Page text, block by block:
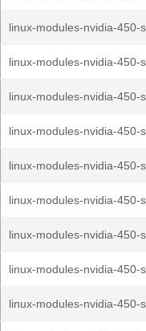
linux-modules-nvidia-450-
linux-modules-nvidia-450-
linux-modules-nvidia-450-
linux-modules-nvidia-450-
linux-modules-nvidia-450-
linux-modules-nvidia-450-
linux-modules-nvidia-450-
linux-modules-nvidia-450-
linux-modules-nvidia-450-